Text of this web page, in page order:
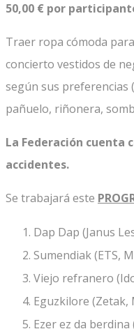
50,00 € por
Traer ropa cómoda
concierto vestidos de
según sus preferencias
pañuelo, riñonera,
La Federación cuenta
accidentes.
Se trabajará este
Dap Dap (Janus
Sumendiak (ETS,
Viejo refranero
Eguzkilore (Zetak,
Ezer ez da